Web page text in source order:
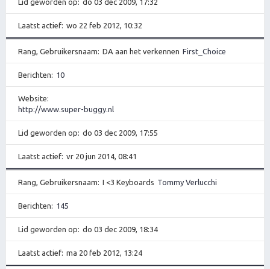
Laatst actief wo 22 feb 2012, 10:32
Rang, Gebruikersnaam DA aan het verkennen First_Choice
Berichten 10
Website
http://www.super-buggy.nl
Lid geworden op do 03 dec 2009, 17:55
Laatst actief vr 20 jun 2014, 08:41
Rang, Gebruikersnaam I <3 Keyboards Tommy Verlucchi
Berichten 145
Lid geworden op do 03 dec 2009, 18:34
Laatst actief ma 20 feb 2012, 13:24